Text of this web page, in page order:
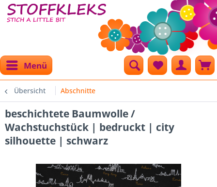
Menü
Übersicht Abschnitte
beschichtete Baumwolle /
Wachstuchstück | bedruckt | city
silhouette | schwarz